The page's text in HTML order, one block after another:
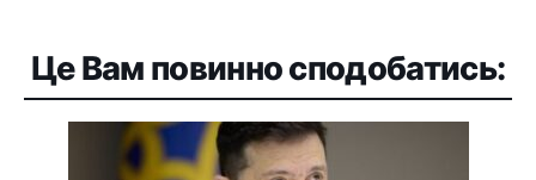
Це Вам повинно сподобатись: